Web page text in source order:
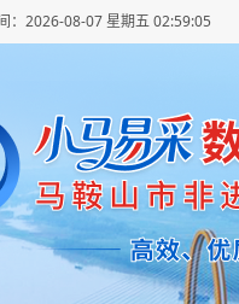
2026-08-07 星期五 02:59:06